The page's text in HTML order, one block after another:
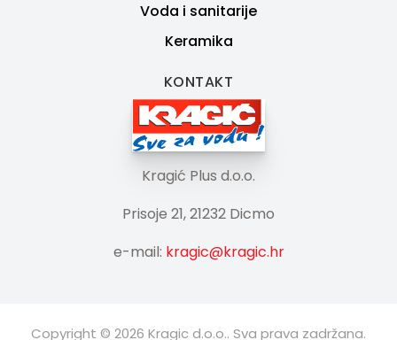
Voda i sanitarije
Keramika
KONTAKT
Kragić Plus d.o.o.
Prisoje 21, 21232 Dicmo
e-mail: kragic@kragic.hr
Copyright © 2026 Kragic d.o.o.. Sva prava zadržana.